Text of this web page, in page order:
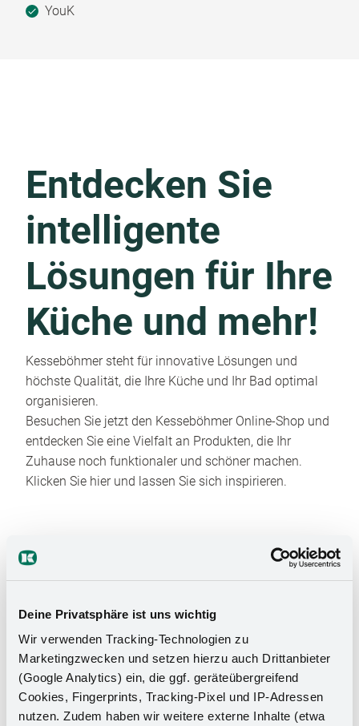
Deine Privatsphäre ist uns wichtig
Wir verwenden Tracking-Technologien zu
Marketingzwecken und setzen hierzu auch Drittanbieter
(Google Analytics) ein, die ggf. geräteübergreifend
Cookies, Fingerprints, Tracking-Pixel und IP-Adressen
nutzen. Zudem haben wir weitere externe Inhalte (etwa
YouK
Entdecken Sie
intelligente
Lösungen für Ihre
Küche und mehr!
Kesseböhmer steht für innovative Lösungen und
höchste Qualität, die Ihre Küche und Ihr Bad optimal
organisieren.
Besuchen Sie jetzt den Kesseböhmer Online-Shop und
entdecken Sie eine Vielfalt an Produkten, die Ihr
Zuhause noch funktionaler und schöner machen.
Klicken Sie hier und lassen Sie sich inspirieren.
Das Stauraumwunder für Ihr
Badezimmer